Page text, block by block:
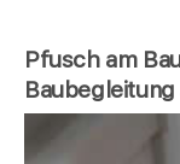
Pfusch am